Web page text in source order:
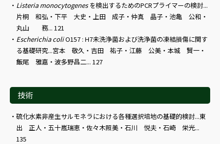
Listeria monocytogenesを検出するためのPCRプライマーの検討...
片桐 和弘・下平 大史・上田 成子・仲真 晶子・池亀 公和・
丸山 務... 121
Escherichia coliO157 : H7未洗浄菌および洗浄菌の凍結損傷に関す
る基礎研究...宮本 敬久・吉田 祐子・江藤 公美・本城 賢一・
飯尾 雅嘉・波多野昌二... 127
技術
硫化水素非産生サルモネラにおける各種選択培地の基礎的検討...東
出 正人・五十嵐瑞恵・佐々木照美・石川 悦夫・石崎 栄光...
135